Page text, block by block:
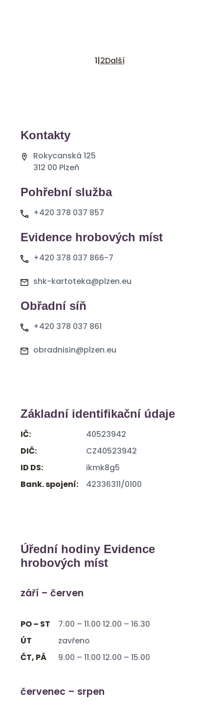
1|2Další
Kontakty
Rokycanská 125
312 00 Plzeň
Pohřební služba
+420 378 037 857
Evidence hrobových míst
+420 378 037 866-7
shk-kartoteka@plzen.eu
Obřadní síň
+420 378 037 861
obradnisin@plzen.eu
Základní identifikační údaje
IČ:
40523942
DIČ:
CZ40523942
ID DS:
ikmk8g5
Bank. spojení:
42336311/0100
Úřední hodiny Evidence
hrobových míst
září – červen
PO – ST
7.00 – 11.00 12.00 – 16.30
ÚT
zavřeno
ČT, PÁ
9.00 – 11.00 12.00 – 15.00
červenec – srpen